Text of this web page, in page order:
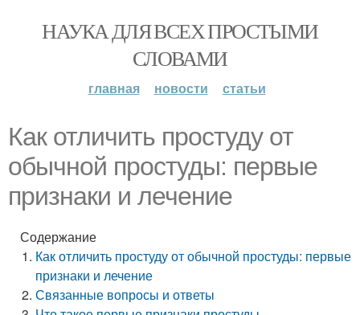
НАУКА ДЛЯ ВСЕХ ПРОСТЫМИ
СЛОВАМИ
главная новости статьи
Как отличить простуду от
обычной простуды: первые
признаки и лечение
Содержание
Как отличить простуду от обычной простуды: первые
признаки и лечение
Связанные вопросы и ответы